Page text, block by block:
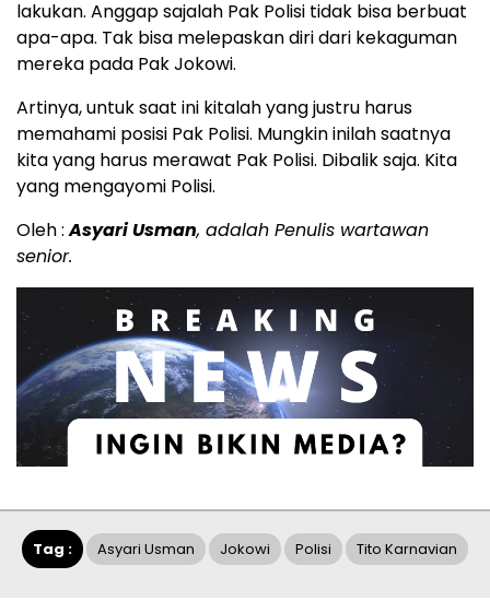
lakukan. Anggap sajalah Pak Polisi tidak bisa berbuat
apa-apa. Tak bisa melepaskan diri dari kekaguman
mereka pada Pak Jokowi.
Artinya, untuk saat ini kitalah yang justru harus
memahami posisi Pak Polisi. Mungkin inilah saatnya
kita yang harus merawat Pak Polisi. Dibalik saja. Kita
yang mengayomi Polisi.
Oleh :Asyari Usman, adalah Penulis wartawan
senior.
Tag : Asyari Usman Jokowi Polisi Tito Karnavian